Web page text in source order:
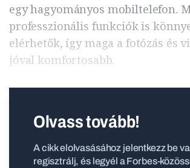
egy hagyományos mobiltelefon.
professzionális funkciók is
elérhetők, így maga a fotózás és
jóval komfortosabb.
Olvass tovább!
A cikk elolvasásához jelentkezz be
regisztrálj, és legyél a Forbes-